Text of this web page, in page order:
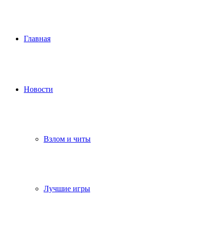
Главная
Новости
Взлом и читы
Лучшие игры